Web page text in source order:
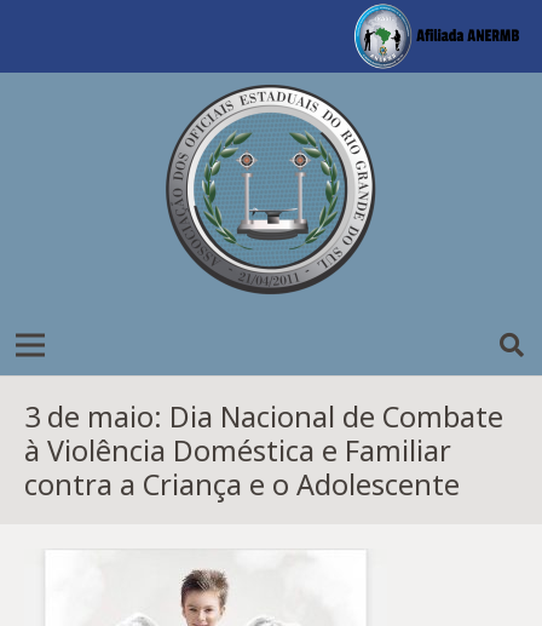
3 de maio: Dia Nacional de Combate
à Violência Doméstica e Familiar
contra a Criança e o Adolescente